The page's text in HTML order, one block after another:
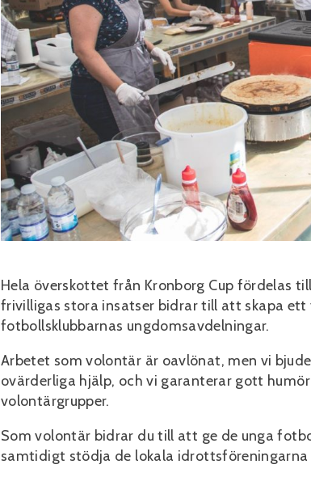
Hela överskottet från Kronborg Cup fördelas
frivilligas stora insatser bidrar till att skapa
fotbollsklubbarnas ungdomsavdelningar.
Arbetet som volontär är oavlönat, men vi
ovärderliga hjälp, och vi garanterar gott
volontärgrupper.
Som volontär bidrar du till att ge de unga
samtidigt stödja de lokala idrottsföreningarna